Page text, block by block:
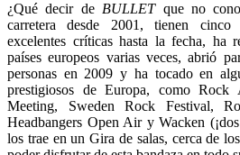
¿Qué decir de BULLETque no
carretera desde 2001, tienen
excelentes críticas hasta la fecha, ha
países europeos varias veces, abrió
personas en 2009 y ha tocado en
prestigiosos de Europa, como
Meeting, Sweden Rock Festival,
Headbangers Open Air y Wacken
los trae en un Gira de salas, cerca de